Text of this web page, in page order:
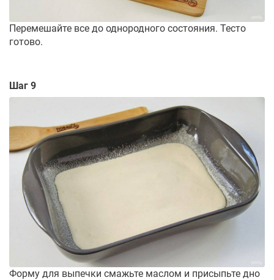
Перемешайте все до однородного состояния. Тесто
готово.
Шаг 9
Форму для выпечки смажьте маслом и присыпьте дно